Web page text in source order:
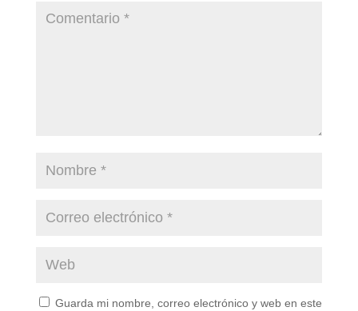
Guarda mi nombre, correo electrónico y web en este